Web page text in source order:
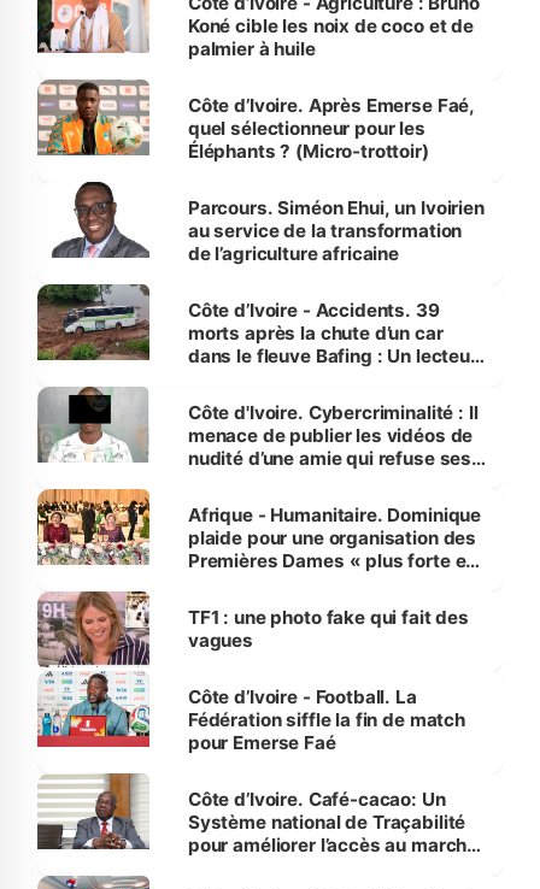
Koné cible les noix de coco et de
palmier à huile
Côte d’Ivoire. Après Emerse Faé,
quel sélectionneur pour les
Éléphants ? (Micro-trottoir)
Parcours. Siméon Ehui, un Ivoirien
au service de la transformation
de l’agriculture africaine
Côte d’Ivoire - Accidents. 39
morts après la chute d’un car
dans le fleuve Bafing : Un lecteur
des Transports
Côte d'Ivoire. Cybercriminalité : Il
menace de publier les vidéos de
nudité d’une amie qui refuse ses
Afrique - Humanitaire. Dominique
plaide pour une organisation des
Premières Dames « plus forte et
sur la scène internationale »
TF1 : une photo fake qui fait des
vagues
Côte d’Ivoire - Football. La
Fédération siffle la fin de match
pour Emerse Faé
Côte d’Ivoire. Café-cacao: Un
Système national de Traçabilité
pour améliorer l’accès au marché